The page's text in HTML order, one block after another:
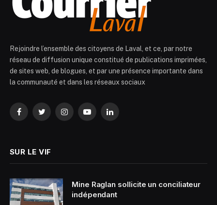
Rejoindre l’ensemble des citoyens de Laval, et ce, par notre
réseau de diffusion unique constitué de publications imprimées,
de sites web, de blogues, et par une présence importante dans
la communauté et dans les réseaux sociaux
FacebookTwitterInstagramYouTubeLinkedIn
SUR LE VIF
Mine Raglan sollicite un conciliateur
indépendant